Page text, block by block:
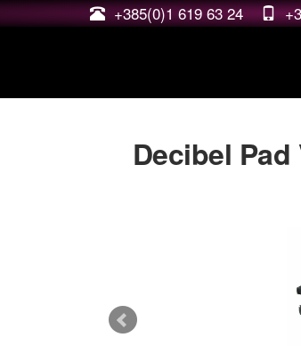
+385(0)1 619 63 24
Decibel Pad